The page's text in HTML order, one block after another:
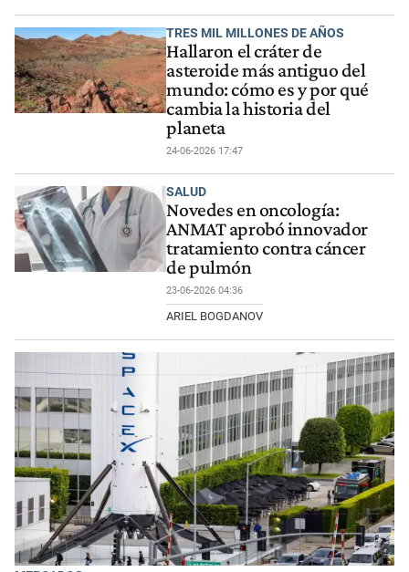
TRES MIL MILLONES DE AÑOS
Hallaron el cráter de
asteroide más antiguo del
mundo: cómo es y por qué
cambia la historia del
planeta
24-06-2026 17:47
SALUD
Novedes en oncología:
ANMAT aprobó innovador
tratamiento contra cáncer
de pulmón
23-06-2026 04:36
ARIEL BOGDANOV